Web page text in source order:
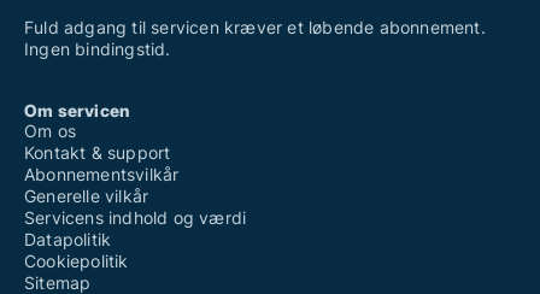
Fuld adgang til servicen kræver et løbende abonnement.
Ingen bindingstid.
Om servicen
Om os
Kontakt & support
Abonnementsvilkår
Generelle vilkår
Servicens indhold og værdi
Datapolitik
Cookiepolitik
Sitemap